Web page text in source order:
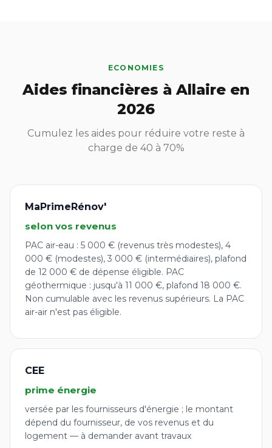
ECONOMIES
Aides financières à Allaire en
2026
Cumulez les aides pour réduire votre reste à
charge de 40 à 70%
MaPrimeRénov'
selon vos revenus
PAC air-eau : 5 000 € (revenus très modestes), 4
000 € (modestes), 3 000 € (intermédiaires), plafond
de 12 000 € de dépense éligible. PAC
géothermique : jusqu'à 11 000 €, plafond 18 000 €.
Non cumulable avec les revenus supérieurs. La PAC
air-air n'est pas éligible.
CEE
prime énergie
versée par les fournisseurs d'énergie ; le montant
dépend du fournisseur, de vos revenus et du
logement — à demander avant travaux